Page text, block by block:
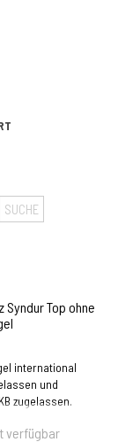
SUCHE
Syndur Top ohne
international
und
zugelassen.
verfügbar